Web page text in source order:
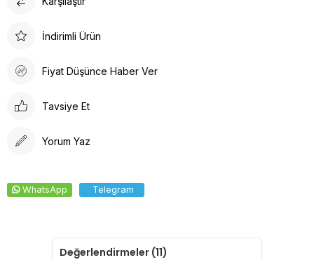
Doktor Bone
Arkadan lastikli tasarımı, kafaya oturan formu ve %100 pamuklu
kumaşı solma yapmaz, kolay ütülenir ve canlı renkleri ile şıklığı
bir araya getirir.
İndirimli Ürün
Fiyat Düşünce Haber Ver
Tavsiye Et
Yorum Yaz
WhatsApp Telegram
Değerlendirmeler (11)